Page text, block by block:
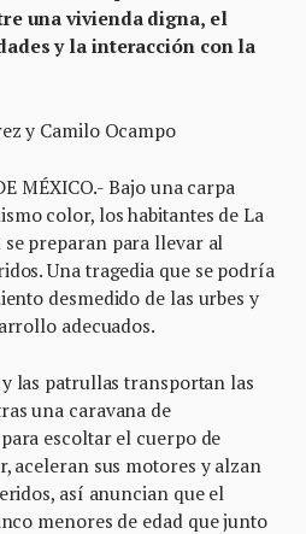
una vivienda digna, el
y la interacción con la
y Camilo Ocampo
MÉXICO.- Bajo una carpa
color, los habitantes de La
preparan para llevar al
Una tragedia que se podría
desmedido de las urbes y
adecuados.
las patrullas transportan las
una caravana de
escoltar el cuerpo de
aceleran sus motores y alzan
así anuncian que el
menores de edad que junto